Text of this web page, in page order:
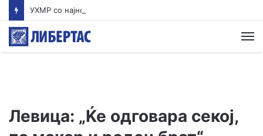
Левица: „Ќе одговара секој,